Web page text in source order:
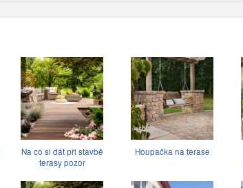
Na co si dát při stavbě
terasy pozor
Houpačka na terase